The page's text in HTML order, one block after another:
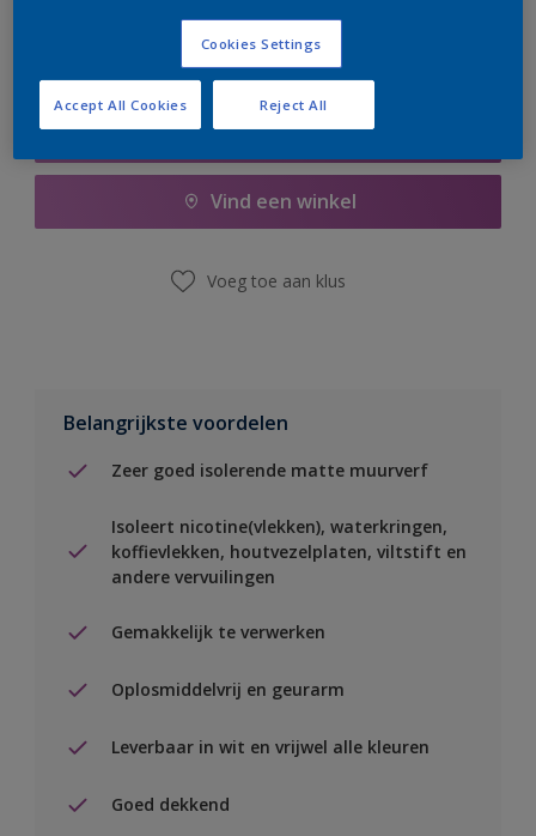
Boodschappenlijst
Vind een winkel
Voeg toe aan klus
Belangrijkste voordelen
Zeer goed isolerende matte muurverf
Isoleert nicotine(vlekken), waterkringen,
koffievlekken, houtvezelplaten, viltstift en
andere vervuilingen
Gemakkelijk te verwerken
Oplosmiddelvrij en geurarm
Leverbaar in wit en vrijwel alle kleuren
Goed dekkend
Cookies Settings
Reject All
Accept All Cookies